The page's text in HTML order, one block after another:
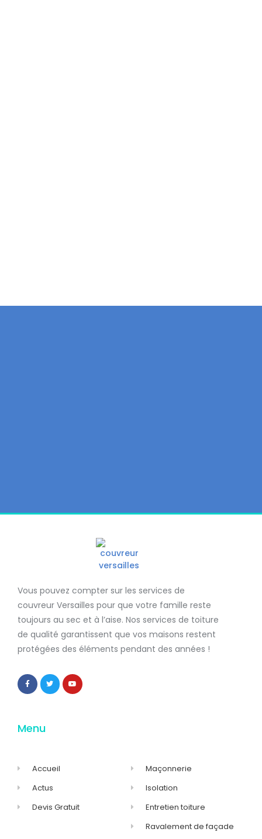
Vous pouvez compter sur les services de
couvreur Versailles pour que votre famille reste
toujours au sec et à l’aise. Nos services de toiture
de qualité garantissent que vos maisons restent
protégées des éléments pendant des années !
Menu
Accueil
Actus
Devis Gratuit
Maçonnerie
Isolation
Entretien toiture
Ravalement de façade